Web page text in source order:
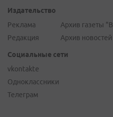
Издательство
Реклама
Редакция
Архив газеты
Архив новостей
Социальные сети
vkontakte
Одноклассники
Телеграм